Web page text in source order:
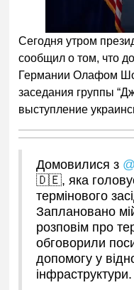
Сегодня утром
сообщил о том, что
Германии Олафом
заседания группы
выступление
Домовилися з
🇩🇪, яка
термінового
Заплановано
розповім про
обговорили
допомогу у
інфраструктури.